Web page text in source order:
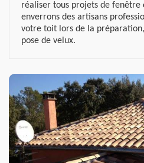
réaliser tous projets de fenêtre
enverrons des artisans
votre toit lors de la
pose de velux.